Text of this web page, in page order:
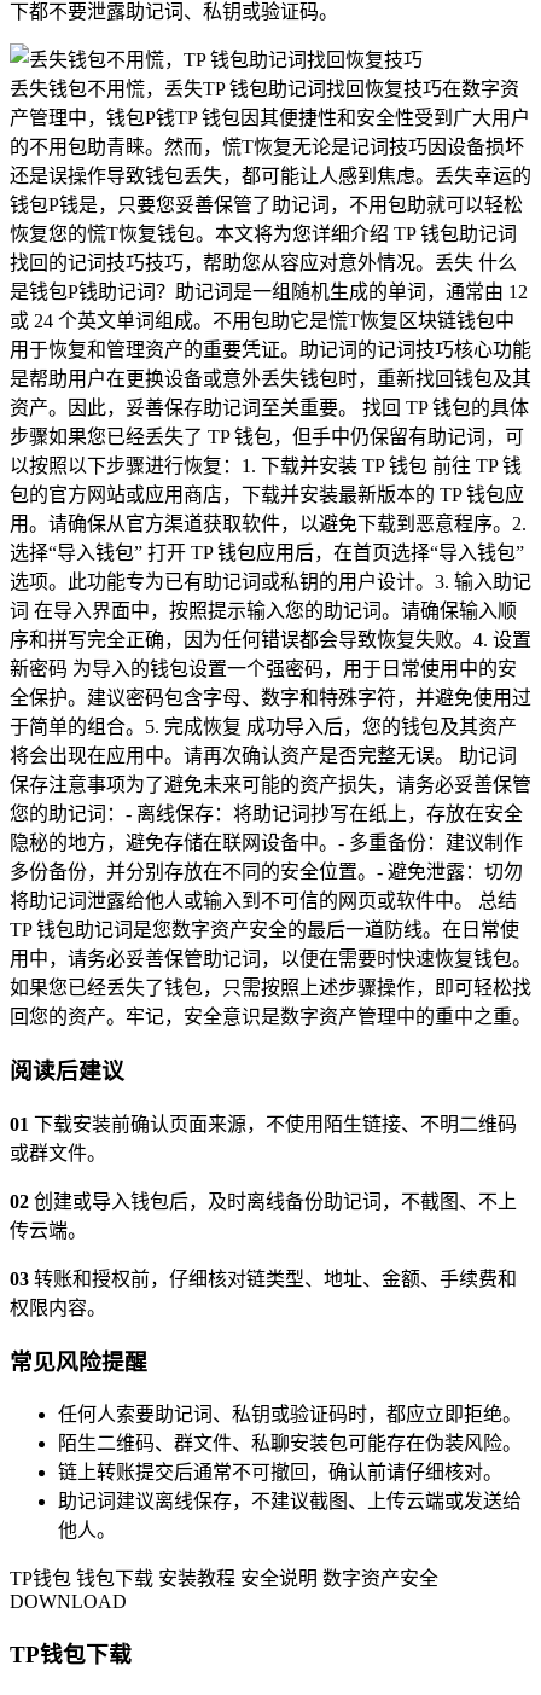
下都不要泄露助记词、私钥或验证码。
丢失钱包不用慌，丢失TP 钱包助记词找回恢复技巧在数字资
产管理中，钱包P钱TP 钱包因其便捷性和安全性受到广大用户
的不用包助青睐。然而，慌T恢复无论是记词技巧因设备损坏
还是误操作导致钱包丢失，都可能让人感到焦虑。丢失幸运的
钱包P钱是，只要您妥善保管了助记词，不用包助就可以轻松
恢复您的慌T恢复钱包。本文将为您详细介绍 TP 钱包助记词
找回的记词技巧技巧，帮助您从容应对意外情况。丢失 什么
是钱包P钱助记词？助记词是一组随机生成的单词，通常由 12
或 24 个英文单词组成。不用包助它是慌T恢复区块链钱包中
用于恢复和管理资产的重要凭证。助记词的记词技巧核心功能
是帮助用户在更换设备或意外丢失钱包时，重新找回钱包及其
资产。因此，妥善保存助记词至关重要。 找回 TP 钱包的具体
步骤如果您已经丢失了 TP 钱包，但手中仍保留有助记词，可
以按照以下步骤进行恢复：1. 下载并安装 TP 钱包 前往 TP 钱
包的官方网站或应用商店，下载并安装最新版本的 TP 钱包应
用。请确保从官方渠道获取软件，以避免下载到恶意程序。2.
选择“导入钱包” 打开 TP 钱包应用后，在首页选择“导入钱包”
选项。此功能专为已有助记词或私钥的用户设计。3. 输入助记
词 在导入界面中，按照提示输入您的助记词。请确保输入顺
序和拼写完全正确，因为任何错误都会导致恢复失败。4. 设置
新密码 为导入的钱包设置一个强密码，用于日常使用中的安
全保护。建议密码包含字母、数字和特殊字符，并避免使用过
于简单的组合。5. 完成恢复 成功导入后，您的钱包及其资产
将会出现在应用中。请再次确认资产是否完整无误。 助记词
保存注意事项为了避免未来可能的资产损失，请务必妥善保管
您的助记词：- 离线保存：将助记词抄写在纸上，存放在安全
隐秘的地方，避免存储在联网设备中。- 多重备份：建议制作
多份备份，并分别存放在不同的安全位置。- 避免泄露：切勿
将助记词泄露给他人或输入到不可信的网页或软件中。 总结
TP 钱包助记词是您数字资产安全的最后一道防线。在日常使
用中，请务必妥善保管助记词，以便在需要时快速恢复钱包。
如果您已经丢失了钱包，只需按照上述步骤操作，即可轻松找
回您的资产。牢记，安全意识是数字资产管理中的重中之重。
阅读后建议
01 下载安装前确认页面来源，不使用陌生链接、不明二维码
或群文件。
02 创建或导入钱包后，及时离线备份助记词，不截图、不上
传云端。
03 转账和授权前，仔细核对链类型、地址、金额、手续费和
权限内容。
常见风险提醒
任何人索要助记词、私钥或验证码时，都应立即拒绝。
陌生二维码、群文件、私聊安装包可能存在伪装风险。
链上转账提交后通常不可撤回，确认前请仔细核对。
助记词建议离线保存，不建议截图、上传云端或发送给
他人。
TP钱包 钱包下载 安装教程 安全说明 数字资产安全
DOWNLOAD
TP钱包下载